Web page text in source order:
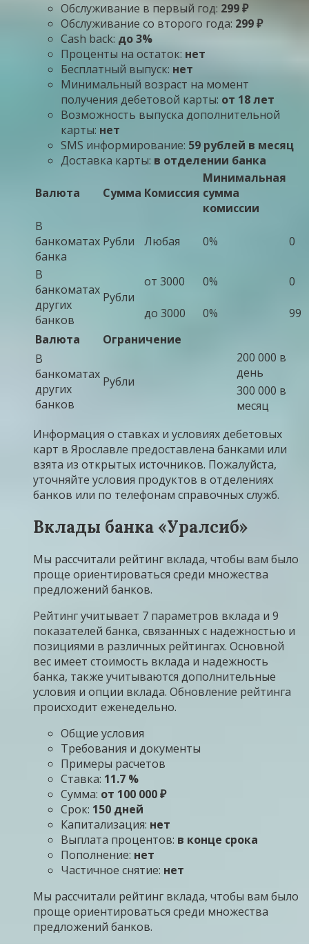
Обслуживание в первый год: 299 ₽
Обслуживание со второго года: 299 ₽
Cash back: до 3%
Проценты на остаток: нет
Бесплатный выпуск: нет
Минимальный возраст на момент
получения дебетовой карты: от 18 лет
Возможность выпуска дополнительной
карты: нет
SMS информирование: 59 рублей в месяц
Доставка карты: в отделении банка
Валюта Сумма Комиссия
Минимальная
сумма
комиссии
В
банкоматах
банка
Рубли Любая 0% 0
В
банкоматах
других
банков
Рубли
от 3000 0% 0
до 3000 0%
99
Валюта
Ограничение
В
банкоматах
других
банков
Рубли
200 000 в
день
300 000 в
месяц
Информация о ставках и условиях дебетовых
карт в Ярославле предоставлена банками или
взята из открытых источников. Пожалуйста,
уточняйте условия продуктов в отделениях
банков или по телефонам справочных служб.
Вклады банка «Уралсиб»
Мы рассчитали рейтинг вклада, чтобы вам было
проще ориентироваться среди множества
предложений банков.
Рейтинг учитывает 7 параметров вклада и 9
показателей банка, связанных с надежностью и
позициями в различных рейтингах. Основной
вес имеет стоимость вклада и надежность
банка, также учитываются дополнительные
условия и опции вклада. Обновление рейтинга
происходит еженедельно.
Общие условия
Требования и документы
Примеры расчетов
Ставка: 11.7 %
Сумма: от 100 000 ₽
Срок: 150 дней
Капитализация: нет
Выплата процентов: в конце срока
Пополнение: нет
Частичное снятие: нет
Мы рассчитали рейтинг вклада, чтобы вам было
проще ориентироваться среди множества
предложений банков.